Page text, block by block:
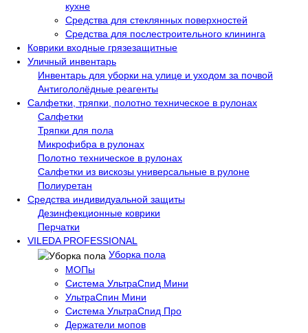
кухне
Средства для стеклянных поверхностей
Средства для послестроительного клининга
Коврики входные грязезащитные
Уличный инвентарь
Инвентарь для уборки на улице и уходом за почвой
Антигололёдные реагенты
Салфетки, тряпки, полотно техническое в рулонах
Салфетки
Тряпки для пола
Микрофибра в рулонах
Полотно техническое в рулонах
Салфетки из вискозы универсальные в рулоне
Полиуретан
Средства индивидуальной защиты
Дезинфекционные коврики
Перчатки
VILEDA PROFESSIONAL
Уборка пола
МОПы
Система УльтраСпид Мини
УльтраСпин Мини
Система УльтраСпид Про
Держатели мопов